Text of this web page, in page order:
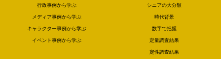
行政事例から学ぶ
メディア事例から学ぶ
キャラクター事例から学ぶ
イベント事例から学ぶ
シニアの大分類
時代背景
数字で把握
定量調査結果
定性調査結果